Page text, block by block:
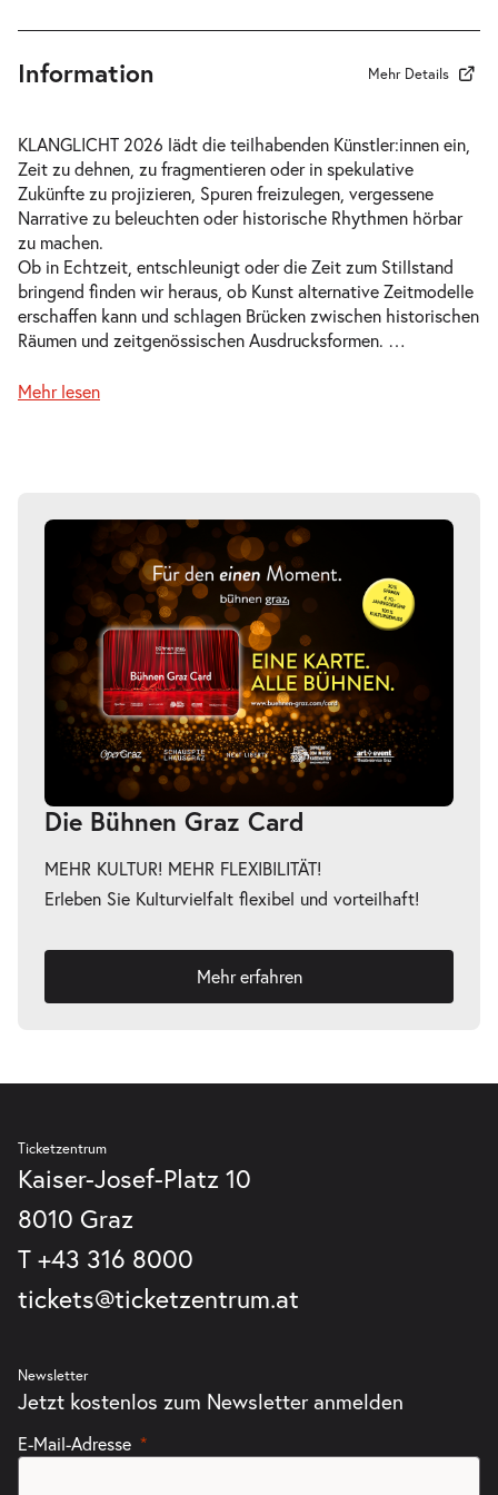
Klanglicht 2026-
Sa.
24.10.2026
Sa. 24.10.2026
20:00 Uhr
Tickets
Klanglicht 2026-
Sa. 24.10.2026
Klanglicht 2026-
So.
25.10.2026
So. 25.10.2026
18:00 Uhr
Tickets
Klanglicht 2026-
So.
25.10.2026
So. 25.10.2026
Klanglicht 2026-
So.
So. 25.10.2026
21:00 Uhr
Klanglicht 2026-
26.10.2026
Mo. 26.10.2026
Information Mehr Details
KLANGLICHT 2026 lädt die teilhabenden Künstler:innen ein,
Zeit zu dehnen, zu fragmentieren oder in spekulative
Zukünfte zu projizieren, Spuren freizulegen, vergessene
Narrative zu beleuchten oder historische Rhythmen hörbar
zu machen.
Ob in Echtzeit, entschleunigt oder die Zeit zum Stillstand
bringend finden wir heraus, ob Kunst alternative Zeitmodelle
erschaffen kann und schlagen Brücken zwischen historischen
Räumen und zeitgenössischen Ausdrucksformen. …
Mehr lesen
Die Bühnen Graz Card
MEHR KULTUR! MEHR FLEXIBILITÄT!
Erleben Sie Kulturvielfalt flexibel und vorteilhaft!
Mehr erfahren
Ticketzentrum
Kaiser-Josef-Platz 10
8010 Graz
T +43 316 8000
tickets@ticketzentrum.at
Newsletter
Jetzt kostenlos zum Newsletter anmelden
E-Mail-Adresse